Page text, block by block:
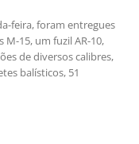
feira, foram entregues
M-15, um fuzil AR-10,
de diversos calibres,
balísticos, 51